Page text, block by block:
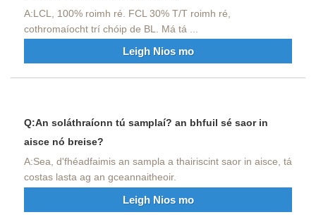
A:LCL, 100% roimh ré. FCL 30% T/T roimh ré,
cothromaíocht trí chóip de BL. Má tá ...
Leigh Nios mo
Q:An soláthraíonn tú samplaí? an bhfuil sé saor in
aisce nó breise?
A:Sea, d'fhéadfaimis an sampla a thairiscint saor in aisce, tá
costas lasta ag an gceannaitheoir.
Leigh Nios mo